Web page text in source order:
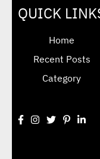
QUICK
Home
Recent Posts
Category